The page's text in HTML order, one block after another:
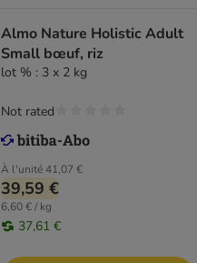
Almo Nature Holistic Adult
Small bœuf, riz
lot % : 3 x 2 kg
À l'unité41,07 €
39,59 €
6,60 € / kg
37,61 €
Not rated